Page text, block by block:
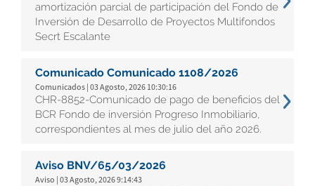
amortización parcial de participación del Fondo de
Inversión de Desarrollo de Proyectos Multifondos
Secrt Escalante
Comunicado Comunicado 1108/2026
Comunicados | 03 Agosto, 2026 10:30:16
CHR-8852-Comunicado de pago de beneficios del
BCR Fondo de inversión Progreso Inmobiliario,
correspondientes al mes de julio del año 2026.
Aviso BNV/65/03/2026
Aviso | 03 Agosto, 2026 9:14:43